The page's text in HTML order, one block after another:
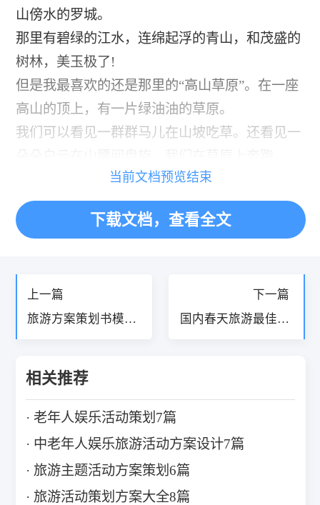
山傍水的罗城。
那里有碧绿的江水，连绵起浮的青山，和茂盛的
树林，美玉极了!
但是我最喜欢的还是那里的“高山草原”。在一座
高山的顶上，有一片绿油油的草原。
我们可以看见一群群马儿在山坡吃草。还看见一
高兴的放起了风筝。欢笑声不停地从山上传来，
打破了草原的宁静。
我们在歌声和欢笑中度过了六一的罗城之行。
当前文档预览结束
下载文档，查看全文
上一篇
旅游方案策划书模板
下一篇
国内春天旅游最佳去
相关推荐
老年人娱乐活动策划7篇
中老年人娱乐旅游活动方案设计7篇
旅游主题活动方案策划6篇
旅游活动策划方案大全8篇